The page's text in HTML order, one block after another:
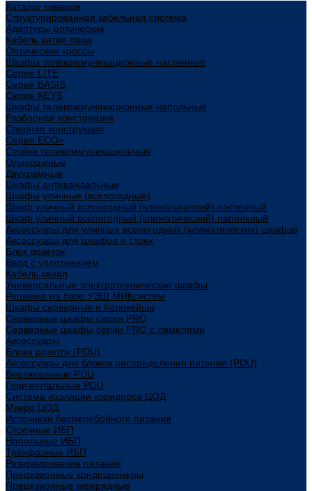
Каталог товаров
Структурированная кабельная система
Адаптеры оптические
Кабель витая пара
Оптические кроссы
Шкафы телекоммуникационные настенные
Cерия LITE
Cерия BASIS
Cерия KEYS
Шкафы телекоммуникационные напольные
Разборная конструкция
Сварная конструкция
Серия ECO+
Стойки телекоммуникационные
Однорамные
Двухрамные
Шкафы антивандальные
Шкафы уличные (всепогодные)
Шкаф уличный всепогодный (климатический) настенный
Шкаф уличный всепогодный (климатический) напольный
Аксессуары для уличных всепогодных (климатических) шкафов
Аксессуары для шкафов и стоек
Блок розеток
Ввод с уплотнением
Кабель канал
Универсальные электротехнические шкафы
Решения на базе УЭШ МИКсистем
Шкафы серверные и Колокейшн
Серверные шкафы серия PRO
Серверные шкафы серии PRO с ламелями
Аксессуары
Блоки розеток (PDU)
Аксессуары для блоков распределения питания (PDU)
Вертикальные PDU
Горизонтальные PDU
Система изоляции коридоров ЦОД
Микро ЦОД
Источники бесперебойного питания
Стоечные ИБП
Напольные ИБП
Трёхфазные ИБП
Резервирование питания
Прецизионные кондиционеры
Прецизионные межрядные